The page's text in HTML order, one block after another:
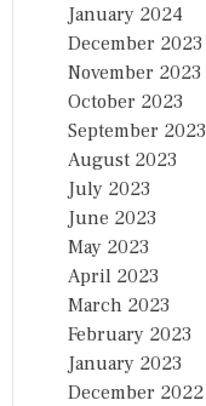
January 2024
December 2023
November 2023
October 2023
September 2023
August 2023
July 2023
June 2023
May 2023
April 2023
March 2023
February 2023
January 2023
December 2022